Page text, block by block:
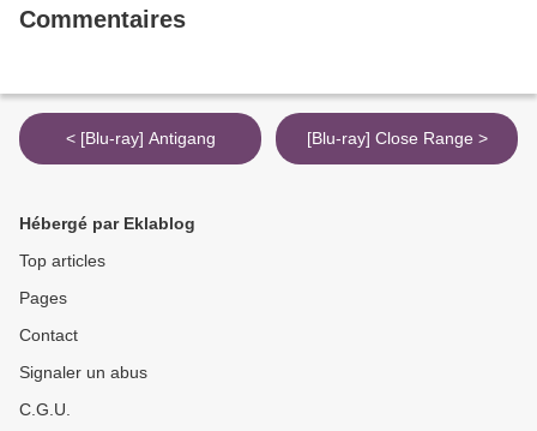
Commentaires
< [Blu-ray] Antigang [Blu-ray] Close Range >
Hébergé par Eklablog
Top articles
Pages
Contact
Signaler un abus
C.G.U.